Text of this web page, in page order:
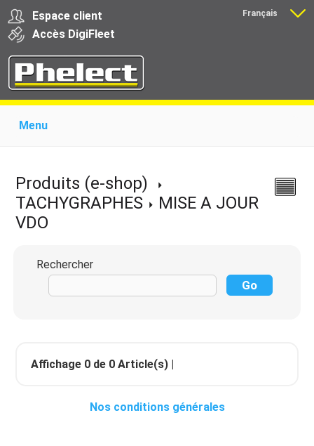
Espace client
Accès DigiFleet
Français
Menu
Produits pour transporteurs
Formations
Actualité
Support Download
Liens
Contact
Produits (e-shop)
TACHYGRAPHES
MISE A JOUR
VDO
Rechercher
Affichage 0 de 0 Article(s) |
Nos conditions générales